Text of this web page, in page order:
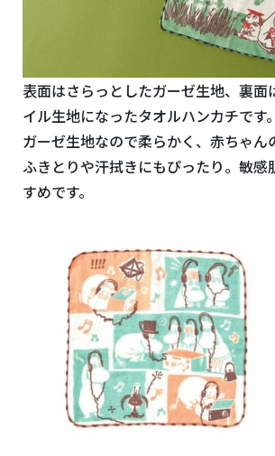
表面はさらっとしたガーゼ生地、裏面
イル生地になったタオルハンカチです。
ガーゼ生地なので柔らかく、赤ちゃん
ふきとりや汗拭きにもぴったり。敏感
すめです。